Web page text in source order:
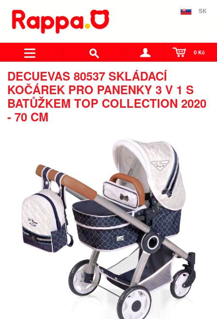
SK
0 Kč
DECUEVAS 80537 SKLÁDACÍ
KOČÁREK PRO PANENKY 3 V 1 S
BATŮŽKEM TOP COLLECTION 2020
- 70 CM